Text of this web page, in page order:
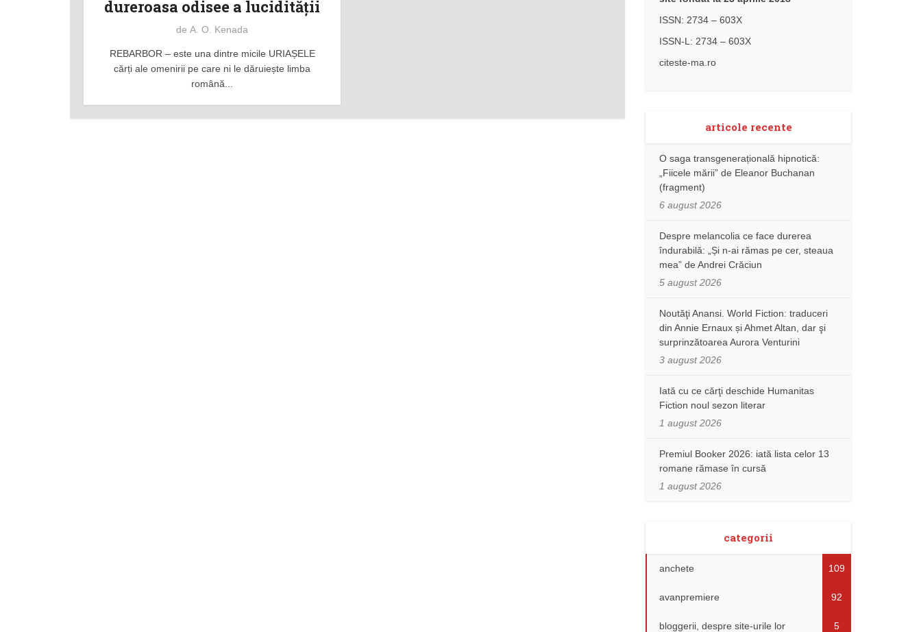
dureroasa odisee a lucidității
de A. O. Kenada
REBARBOR – este una dintre micile URIAȘELE
cărți ale omenirii pe care ni le dăruiește limba
română...
ISSN: 2734 – 603X
ISSN-L: 2734 – 603X
citeste-ma.ro
articole recente
O saga transgenerațională hipnotică:
„Fiicele mării” de Eleanor Buchanan
(fragment)
6 august 2026
Despre melancolia ce face durerea
îndurabilă: „Și n-ai rămas pe cer, steaua
mea” de Andrei Crăciun
5 august 2026
Noutăţi Anansi. World Fiction: traduceri
din Annie Ernaux și Ahmet Altan, dar şi
surprinzătoarea Aurora Venturini
3 august 2026
Iată cu ce cărţi deschide Humanitas
Fiction noul sezon literar
1 august 2026
Premiul Booker 2026: iată lista celor 13
romane rămase în cursă
1 august 2026
categorii
anchete 109
avanpremiere 92
bloggerii, despre site-urile lor 5